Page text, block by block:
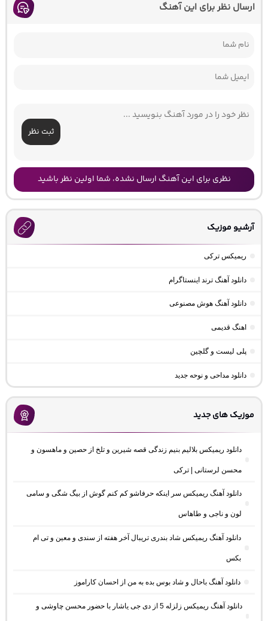
ارسال نظر برای این آهنگ
ثبت نظر
نظری برای این آهنگ ارسال نشده، شما اولین نظر باشید
آرشیو موزیک
ریمیکس ترکی
دانلود آهنگ ترند اینستاگرام
دانلود آهنگ هوش مصنوعی
اهنگ قدیمی
پلی لیست و گلچین
دانلود مداحی و نوحه جدید
موزیک های جدید
دانلود ریمیکس بلالیم بنیم زندگی قصه شیرین و تلخ از حصین و ماهسون و
محسن لرستانی | ترکی
دانلود آهنگ ریمیکس سر اینکه حرفاشو کم کنم گوش از بیگ شگی و سامی
لون و ناجی و طاهاس
دانلود آهنگ ریمیکس شاد بندری تریبال آخر هفته از سندی و معین و تی ام
بکس
دانلود آهنگ باحال و شاد بوس بده به من از احسان کاراموز
دانلود آهنگ ریمیکس زلزله 5 از دی جی یاشار با حضور محسن چاوشی و